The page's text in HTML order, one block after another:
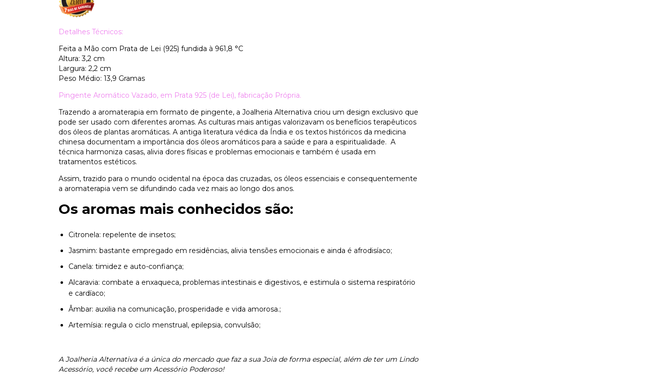
Detalhes Técnicos:
Feita a Mão com Prata de Lei (925) fundida à 961,8 °C
Altura: 3,2 cm
Largura: 2,2 cm
Peso Médio: 13,9 Gramas
Pingente Aromático Vazado, em Prata 925 (de Lei), fabricação Própria.
Trazendo a aromaterapia em formato de pingente, a Joalheria Alternativa criou um design exclusivo que
pode ser usado com diferentes aromas. As culturas mais antigas valorizavam os benefícios terapêuticos
dos óleos de plantas aromáticas. A antiga literatura védica da Índia e os textos históricos da medicina
chinesa documentam a importância dos óleos aromáticos para a saúde e para a espiritualidade. A
técnica harmoniza casas, alivia dores físicas e problemas emocionais e também é usada em
tratamentos estéticos.
Assim, trazido para o mundo ocidental na época das cruzadas, os óleos essenciais e consequentemente
a aromaterapia vem se difundindo cada vez mais ao longo dos anos.
Os aromas mais conhecidos são:
Citronela: repelente de insetos;
Jasmim: bastante empregado em residências, alivia tensões emocionais e ainda é afrodisíaco;
Canela: timidez e auto-confiança;
Alcaravia: combate a enxaqueca, problemas intestinais e digestivos, e estimula o sistema respiratório
e cardíaco;
Âmbar: auxilia na comunicação, prosperidade e vida amorosa.;
Artemísia: regula o ciclo menstrual, epilepsia, convulsão;
A Joalheria Alternativa é a única do mercado que faz a sua Joia de forma especial, além de ter um Lindo
Acessório, você recebe um Acessório Poderoso!